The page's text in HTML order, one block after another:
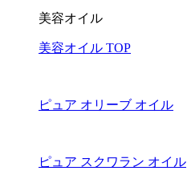
美容オイル
美容オイル TOP
ピュア オリーブ オイル
ピュア スクワラン オイル